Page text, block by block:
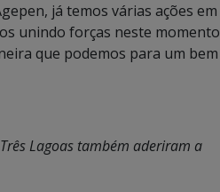
já temos várias ações em
unindo forças neste momento
que podemos para um bem
Lagoas também aderiram a